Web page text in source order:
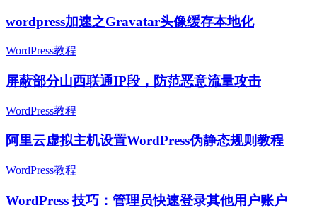
wordpress加速之Gravatar头像缓存本地化
WordPress教程
屏蔽部分山西联通IP段，防范恶意流量攻击
WordPress教程
阿里云虚拟主机设置WordPress伪静态规则教程
WordPress教程
WordPress 技巧：管理员快速登录其他用户账户